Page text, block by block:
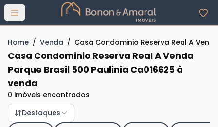
Abrir menu
Home / Venda / Casa Condominio Reserva Real A
Casa Condominio Reserva Real A Venda
Parque Brasil 500 Paulinia Ca016625 à
venda
0 imóveis encontrados
Destaques